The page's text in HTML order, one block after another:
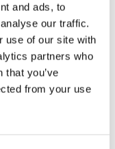
and ads, to
our traffic.
use of our site with
partners who
that you’ve
from your use